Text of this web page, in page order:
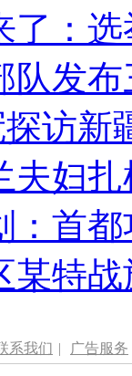
了：
队发
访新
夫妇
：首
某特
系我们 | 广告服务